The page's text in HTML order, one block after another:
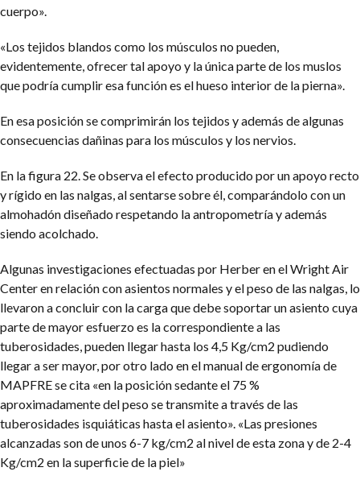
cuerpo».
«Los tejidos blandos como los músculos no pueden,
evidentemente, ofrecer tal apoyo y la única parte de los muslos
que podría cumplir esa función es el hueso interior de la pierna».
En esa posición se comprimirán los tejidos y además de algunas
consecuencias dañinas para los músculos y los nervios.
En la figura 22. Se observa el efecto producido por un apoyo recto
y rígido en las nalgas, al sentarse sobre él, comparándolo con un
almohadón diseñado respetando la antropometría y además
siendo acolchado.
Algunas investigaciones efectuadas por Herber en el Wright Air
Center en relación con asientos normales y el peso de las nalgas, lo
llevaron a concluir con la carga que debe soportar un asiento cuya
parte de mayor esfuerzo es la correspondiente a las
tuberosidades, pueden llegar hasta los 4,5 Kg/cm2 pudiendo
llegar a ser mayor, por otro lado en el manual de ergonomía de
MAPFRE se cita «en la posición sedante el 75 %
aproximadamente del peso se transmite a través de las
tuberosidades isquiáticas hasta el asiento». «Las presiones
alcanzadas son de unos 6-7 kg/cm2 al nivel de esta zona y de 2-4
Kg/cm2 en la superficie de la piel»